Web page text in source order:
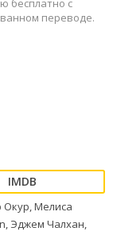
бесплатно с
переводе.
Окур, Мелиса
Эджем Чалхан,